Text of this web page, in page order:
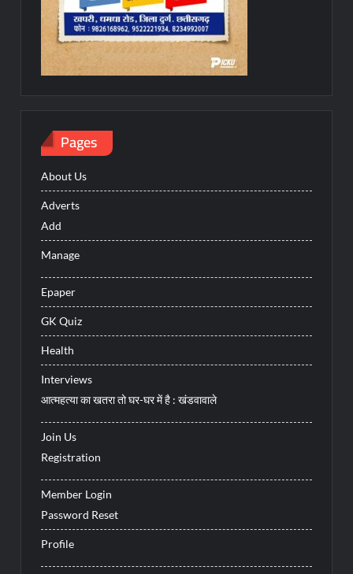
Pages
About Us
Adverts
Add
Manage
Epaper
GK Quiz
Health
Interviews
आत्महत्या का खतरा तो घर-घर में है : खंडवावाले
Join Us
Registration
Member Login
Password Reset
Profile